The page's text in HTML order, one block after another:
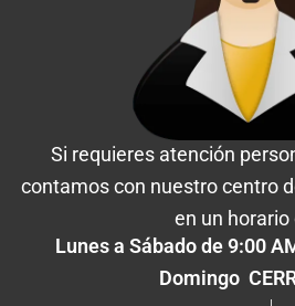
Si requieres atención
contamos con nuestro centro
en un horario
Lunes a Sábado de 9:00
Domingo